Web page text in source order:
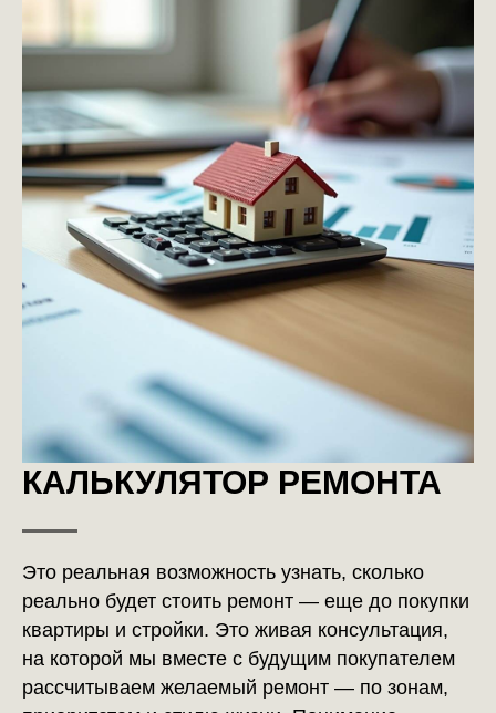
КАЛЬКУЛЯТОР РЕМОНТА
Это реальная возможность узнать, сколько
реально будет стоить ремонт — еще до покупки
квартиры и стройки. Это живая консультация,
на которой мы вместе с будущим покупателем
рассчитываем желаемый ремонт — по зонам,